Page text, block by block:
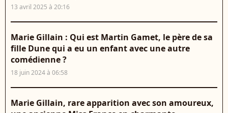
13 avril 2025 à 20:16
Marie Gillain : Qui est Martin Gamet, le père de sa
fille Dune qui a eu un enfant avec une autre
comédienne ?
18 juin 2024 à 06:58
Marie Gillain, rare apparition avec son amoureux,